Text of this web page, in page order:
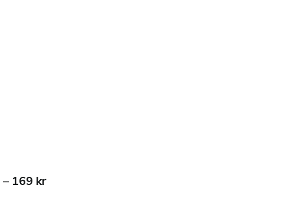
– 169 kr